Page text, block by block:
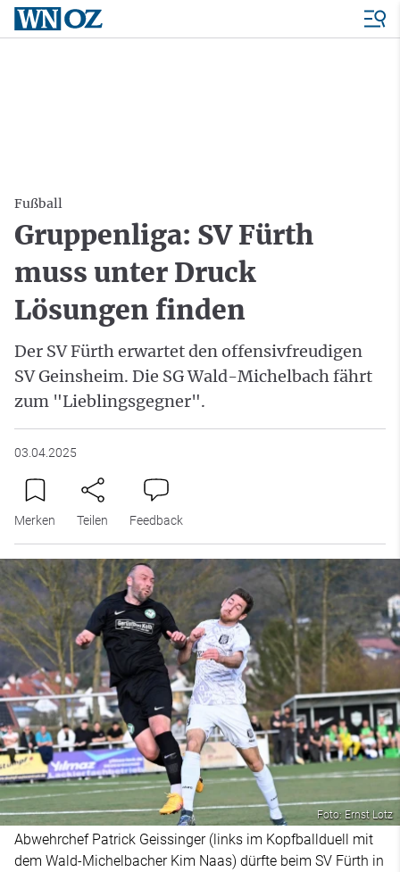
Fußball
Gruppenliga: SV Fürth
muss unter Druck
Lösungen finden
Der SV Fürth erwartet den offensivfreudigen
SV Geinsheim. Die SG Wald-Michelbach fährt
zum "Lieblingsgegner".
03.04.2025
Merken Teilen Feedback
Foto: Ernst Lotz
Abwehrchef Patrick Geissinger (links im Kopfballduell mit
dem Wald-Michelbacher Kim Naas) dürfte beim SV Fürth in